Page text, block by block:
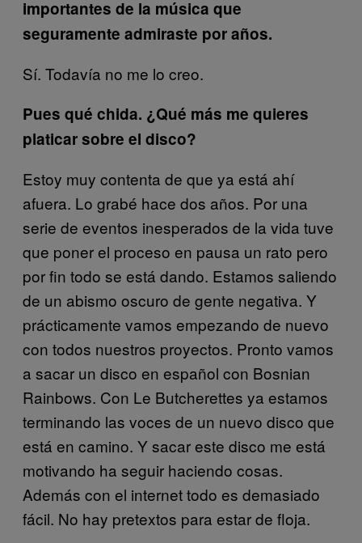
importantes de la música que
seguramente admiraste por años.
Sí. Todavía no me lo creo.
Pues qué chida. ¿Qué más me quieres
platicar sobre el disco?
Estoy muy contenta de que ya está ahí
afuera. Lo grabé hace dos años. Por una
serie de eventos inesperados de la vida tuve
que poner el proceso en pausa un rato pero
por fin todo se está dando. Estamos saliendo
de un abismo oscuro de gente negativa. Y
prácticamente vamos empezando de nuevo
con todos nuestros proyectos. Pronto vamos
a sacar un disco en español con Bosnian
Rainbows. Con Le Butcherettes ya estamos
terminando las voces de un nuevo disco que
está en camino. Y sacar este disco me está
motivando ha seguir haciendo cosas.
Además con el internet todo es demasiado
fácil. No hay pretextos para estar de floja.